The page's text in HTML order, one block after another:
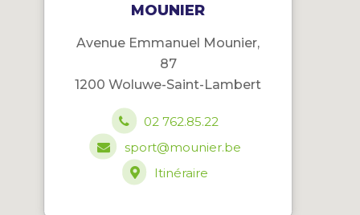
MOUNIER
Avenue Emmanuel Mounier,
87
1200 Woluwe-Saint-Lambert
02 762.85.22
sport@mounier.be
Itinéraire